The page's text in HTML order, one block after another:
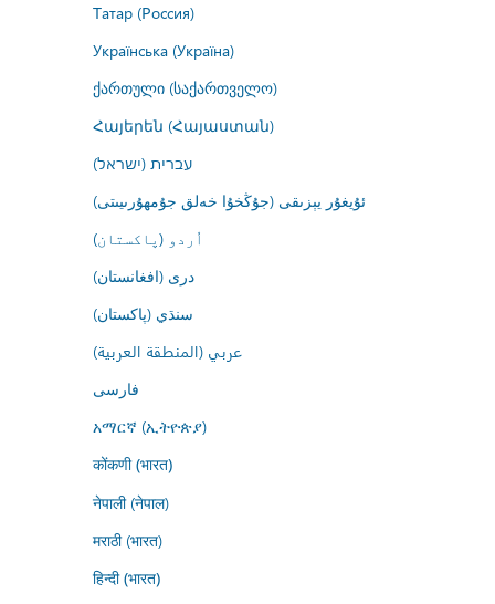
Татар (Россия)
Українська (Україна)
ქართული (საქართველო)
Հայերեն (Հայաստան)
עברית (ישראל)
ئۇيغۇر يېزىقى (جۇڭخۇا خەلق جۇمھۇرىيىتى)
اُردو (پاکستان)
درى (افغانستان)
سنڌي (پاکستان)
عربي (المنطقة العربية)
فارسى
አማርኛ (ኢትዮጵያ)
कोंकणी (भारत)
नेपाली (नेपाल)
मराठी (भारत)
हिन्दी (भारत)